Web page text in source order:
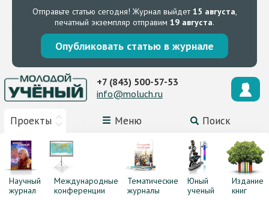
Отправьте статью сегодня! Журнал выйдет15 августа,
печатный экземпляр отправим 19 августа.
Опубликовать статью в журнале
Проекты Меню Поиск
+7 (843) 500-57-53
info@moluch.ru
Научный
журнал
Международные
конференции
Тематические
журналы
Юный
ученый
Издание
книг